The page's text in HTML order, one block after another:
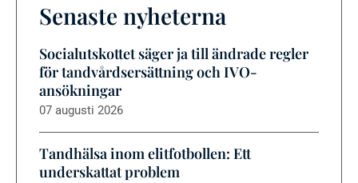
Senaste nyheterna
Socialutskottet säger ja till ändrade regler
för tandvårdsersättning och IVO-
ansökningar
07 augusti 2026
Tandhälsa inom elitfotbollen: Ett
underskattat problem